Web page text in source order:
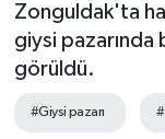
Zonguldak'ta
giysi pazarında
görüldü.
#Giysi pazarı
Eğitim
Ekonomi